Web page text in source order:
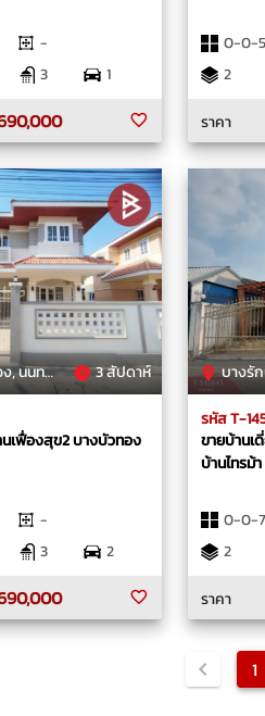
-
3
1
0-0-
2
ราคา
นนทบุรี 3 สัปดาห์
เฟื่องสุข2 บางบัวทอง
-
3
2
บางรักน้
รหัส T-
ขายบ้านเ
บ้านไทรม้
0-0-
2
ราคา
1